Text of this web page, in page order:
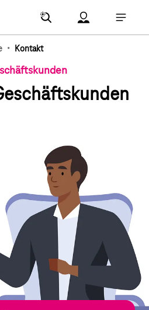
Account Menu
· Kontakt